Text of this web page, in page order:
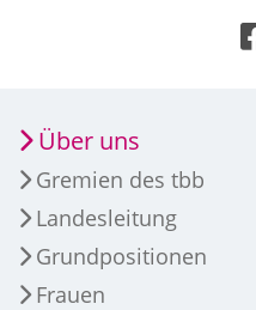
Über uns
Gremien des tbb
Landesleitung
Grundpositionen
Frauen